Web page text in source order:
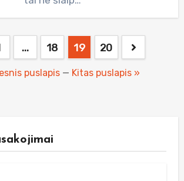
… 18 19 20
puslapis — Kitas puslapis »